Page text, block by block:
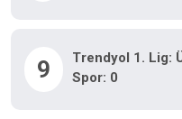
9
Trendyol 1. Lig:
Spor: 0